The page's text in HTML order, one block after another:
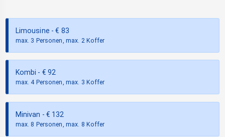
Limousine - € 83
max. 3 Personen, max. 2 Koffer
Kombi - € 92
max. 4 Personen, max. 3 Koffer
Minivan - € 132
max. 8 Personen, max. 8 Koffer